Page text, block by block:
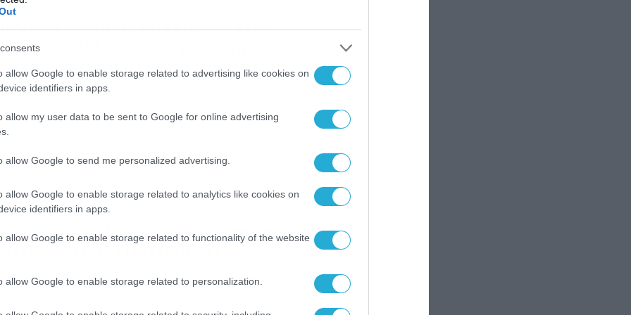
allow Google to enable storage related to advertising like cookies on
identifiers in apps.
allow my user data to be sent to Google for online advertising
allow Google to send me personalized advertising.
allow Google to enable storage related to analytics like cookies on
identifiers in apps.
allow Google to enable storage related to functionality of the website
allow Google to enable storage related to personalization.
2021
Spoiler: Καλλίδης εκτός,
εντός και… από
σε ανατροπή (video)
Spoiler: Η αποχώρηση του Καλλίδη, τα καρφιά για το…
του στην Μπλε ομάδα. Ενα πράγμα είναι βέβαιο για
Survivor… Δεν υπάρχει ούτε μια περίπτωση στο
-τουλάχιστον- που να υποχρεώνει τους τηλεθεατές να
2021 17:03
Spoiler 13/3: Δείτε το «αντίο»
Πάνου Καλλίδη (video)
Spoiler 13/3: «Τέλος» από το ριάλιτι επιβίωσης ο Πάνος
Μετά από σχεδόν τρεις μήνες, ο Πάνος Καλλίδης πήρε